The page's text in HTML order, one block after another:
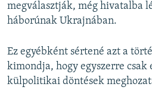
megválasztják, még hivatalba
háborúnak Ukrajnában.
Ez egyébként sértené azt a
kimondja, hogy egyszerre csak
külpolitikai döntések